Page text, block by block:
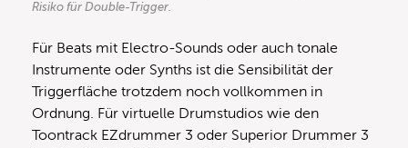
Risiko für Double-Trigger.
Für Beats mit Electro-Sounds oder auch tonale
Instrumente oder Synths ist die Sensibilität der
Triggerfläche trotzdem noch vollkommen in
Ordnung. Für virtuelle Drumstudios wie den
Toontrack EZdrummer 3 oder Superior Drummer 3